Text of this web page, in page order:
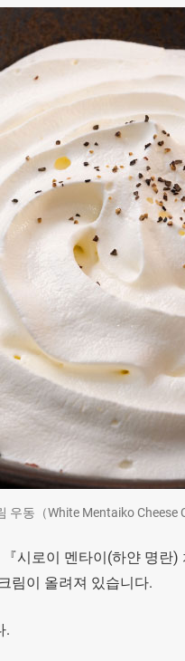
우동（White Mentaiko
시로이 멘타이(하얀 명란
림이 올려져 있습니다.
.